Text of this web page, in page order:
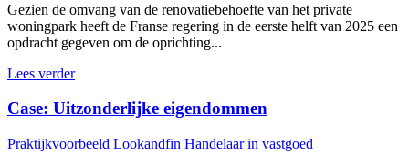
Gezien de omvang van de renovatiebehoefte van het private
woningpark heeft de Franse regering in de eerste helft van 2025 een
opdracht gegeven om de oprichting...
Lees verder
Case: Uitzonderlijke eigendommen
Praktijkvoorbeeld Lookandfin Handelaar in vastgoed